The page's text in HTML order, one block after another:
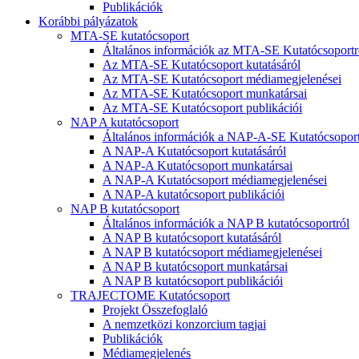
Publikációk
Korábbi pályázatok
MTA-SE kutatócsoport
Általános információk az MTA-SE
Az MTA-SE Kutatócsoport kutatásáról
Az MTA-SE Kutatócsoport médiamegjelenései
Az MTA-SE Kutatócsoport munkatársai
Az MTA-SE Kutatócsoport publikációi
NAP A kutatócsoport
Általános információk a NAP-A-SE
A NAP-A Kutatócsoport kutatásáról
A NAP-A Kutatócsoport munkatársai
A NAP-A Kutatócsoport médiamegjelenései
A NAP-A kutatócsoport publikációi
NAP B kutatócsoport
Általános információk a NAP B kutatócsoportról
A NAP B kutatócsoport kutatásáról
A NAP B kutatócsoport médiamegjelenései
A NAP B kutatócsoport munkatársai
A NAP B kutatócsoport publikációi
TRAJECTOME Kutatócsoport
Projekt Összefoglaló
A nemzetközi konzorcium tagjai
Publikációk
Médiamegjelenés